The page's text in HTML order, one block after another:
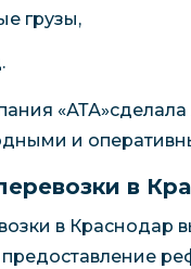
грузы,
и
в
в Краснодар